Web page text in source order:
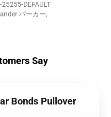
25255-DEFAULT
パーカー,
Say
Bonds Pullover